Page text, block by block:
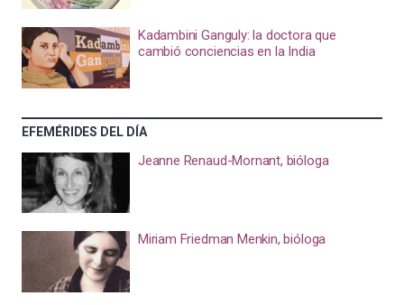
Kadambini Ganguly: la doctora que
cambió conciencias en la India
EFEMÉRIDES DEL DÍA
Jeanne Renaud-Mornant, bióloga
Miriam Friedman Menkin, bióloga